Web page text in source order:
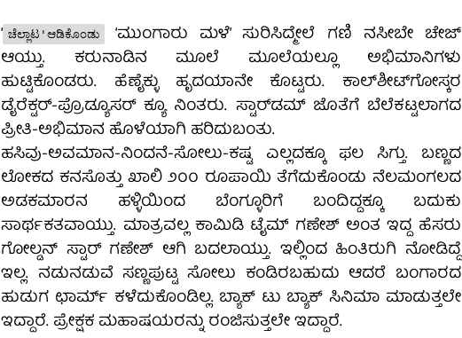
‘ ಚೆಲ್ಲಾಟ'ಆಡಿಕೊಂಡು
‘ಮುಂಗಾರು ಮಳೆ’ ಸುರಿಸಿದ್ಮೇಲೆ ಗಣಿ ನಸೀಬೇ ಚೇಜ್
ಆಯ್ತು. ಕರುನಾಡಿನ ಮೂಲೆ ಮೂಲೆಯಲ್ಲೂ ಅಭಿಮಾನಿಗಳು
ಹುಟ್ಟಿಕೊಂಡರು. ಹೆಣೈಕ್ಳು ಹೃದಯಾನೇ ಕೊಟ್ಟರು. ಕಾಲ್‌ಶೀಟ್‌ಗೋಸ್ಕರ
ಡೈರೆಕ್ಟರ್-ಪ್ರೊಡ್ಯೂಸರ್ ಕ್ಯೂ ನಿಂತರು. ಸ್ಟಾರ್‌ಡಮ್ ಜೊತೆಗೆ ಬೆಲೆಕಟ್ಟಲಾಗದ
ಪ್ರೀತಿ-ಅಭಿಮಾನ ಹೊಳೆಯಾಗಿ ಹರಿದುಬಂತು.
ಹಸಿವು-ಅವಮಾನ-ನಿಂದನೆ-ಸೋಲು-ಕಷ್ಟ ಎಲ್ಲದಕ್ಕೂ ಫಲ ಸಿಗ್ತು. ಬಣ್ಣದ
ಲೋಕದ ಕನಸೊತ್ತು ಖಾಲಿ ೨೦೦ ರೂಪಾಯಿ ತೆಗೆದುಕೊಂಡು ನೆಲಮಂಗಲದ
ಅಡಕಮಾರನ ಹಳ್ಳಿಯಿಂದ ಬೆಂಗ್ಳೂರಿಗೆ ಬಂದಿದ್ದಕ್ಕೂ ಬದುಕು
ಸಾರ್ಥಕತವಾಯ್ತು. ಮಾತ್ರವಲ್ಲ ಕಾಮಿಡಿ ಟೈಮ್ ಗಣೇಶ್ ಅಂತ ಇದ್ದ ಹೆಸರು
ಗೋಲ್ಡನ್ ಸ್ಟಾರ್ ಗಣೇಶ್ ಆಗಿ ಬದಲಾಯ್ತು. ಇಲ್ಲಿಂದ ಹಿಂತಿರುಗಿ ನೋಡಿದ್ದೆ
ಇಲ್ಲ. ನಡುನಡುವೆ ಸಣ್ಣಪುಟ್ಟ ಸೋಲು ಕಂಡಿರಬಹುದು ಆದರೆ ಬಂಗಾರದ
ಹುಡುಗ ಛಾರ್ಮ್ ಕಳೆದುಕೊಂಡಿಲ್ಲ. ಬ್ಯಾಕ್ ಟು ಬ್ಯಾಕ್ ಸಿನಿಮಾ ಮಾಡುತ್ತಲೇ
ಇದ್ದಾರೆ. ಪ್ರೇಕ್ಷಕ ಮಹಾಷಯರನ್ನು ರಂಜಿಸುತ್ತಲೇ ಇದ್ದಾರೆ.